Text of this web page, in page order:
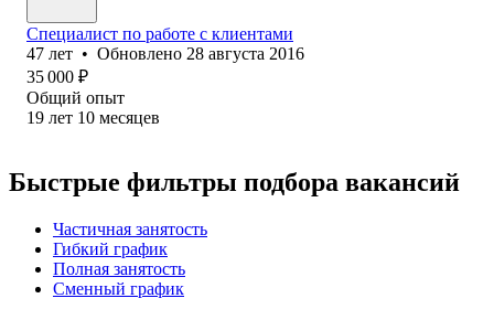
Специалист по работе с клиентами
47 лет • Обновлено 28 августа 2016
35 000 ₽
Общий опыт
19 лет 10 месяцев
Быстрые фильтры подбора вакансий
Частичная занятость
Гибкий график
Полная занятость
Сменный график